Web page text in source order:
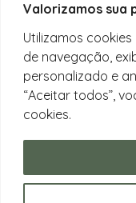
Valorizamos sua
Utilizamos
de navegação,
personalizado e
“Aceitar todos”,
cookies.
na bela praia
Instagram
Facebook
Chalés da